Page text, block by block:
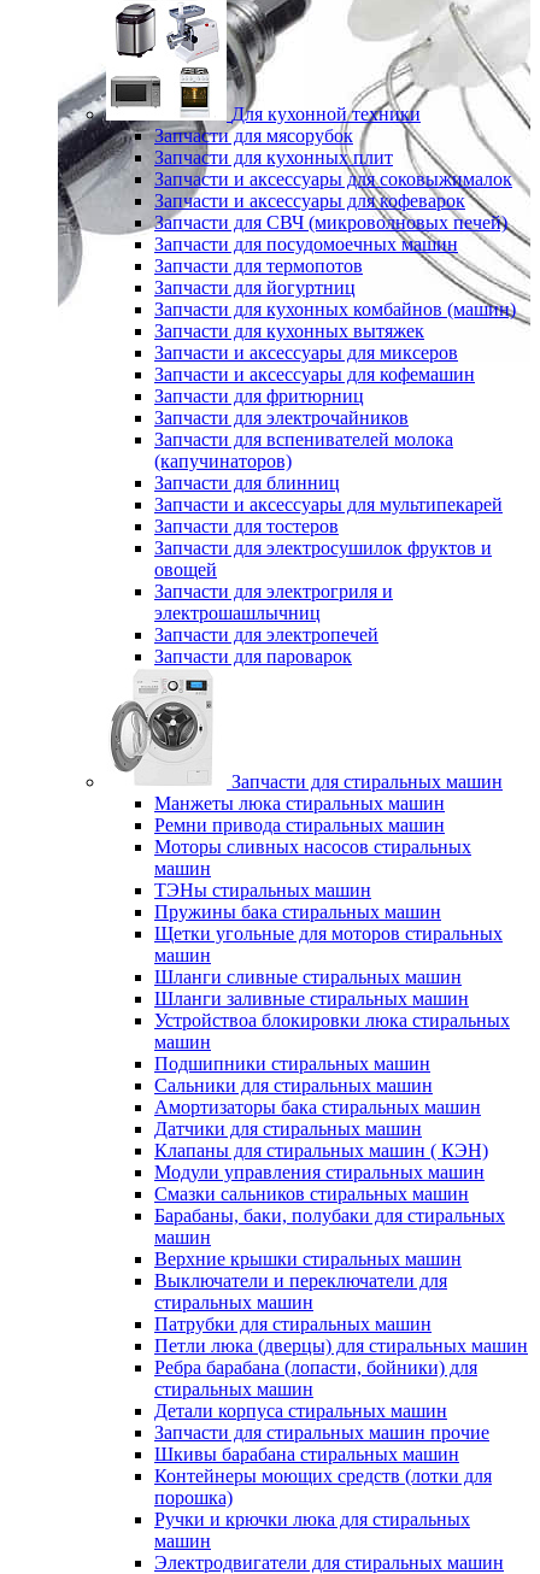
Для кухонной техники
Запчасти для мясорубок
Запчасти для кухонных плит
Запчасти и аксессуары для соковыжималок
Запчасти и аксессуары для кофеварок
Запчасти для СВЧ (микроволновых печей)
Запчасти для посудомоечных машин
Запчасти для термопотов
Запчасти для йогуртниц
Запчасти для кухонных комбайнов (машин)
Запчасти для кухонных вытяжек
Запчасти и аксессуары для миксеров
Запчасти и аксессуары для кофемашин
Запчасти для фритюрниц
Запчасти для электрочайников
Запчасти для вспенивателей молока
(капучинаторов)
Запчасти для блинниц
Запчасти и аксессуары для мультипекарей
Запчасти для тостеров
Запчасти для электросушилок фруктов и
овощей
Запчасти для электрогриля и
электрошашлычниц
Запчасти для электропечей
Запчасти для пароварок
Запчасти для стиральных машин
Манжеты люка стиральных машин
Ремни привода стиральных машин
Моторы сливных насосов стиральных
машин
ТЭНы стиральных машин
Пружины бака стиральных машин
Щетки угольные для моторов стиральных
машин
Шланги сливные стиральных машин
Шланги заливные стиральных машин
Устройствоа блокировки люка стиральных
машин
Подшипники стиральных машин
Сальники для стиральных машин
Амортизаторы бака стиральных машин
Датчики для стиральных машин
Клапаны для стиральных машин ( КЭН)
Модули управления стиральных машин
Смазки сальников стиральных машин
Барабаны, баки, полубаки для стиральных
машин
Верхние крышки стиральных машин
Выключатели и переключатели для
стиральных машин
Патрубки для стиральных машин
Петли люка (дверцы) для стиральных машин
Ребра барабана (лопасти, бойники) для
стиральных машин
Детали корпуса стиральных машин
Запчасти для стиральных машин прочие
Шкивы барабана стиральных машин
Контейнеры моющих средств (лотки для
порошка)
Ручки и крючки люка для стиральных
машин
Электродвигатели для стиральных машин